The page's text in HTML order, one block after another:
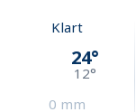
Klart
24°
12°
0 mm